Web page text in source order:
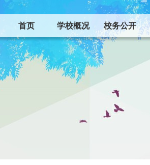
首页 学校概况 校务公开